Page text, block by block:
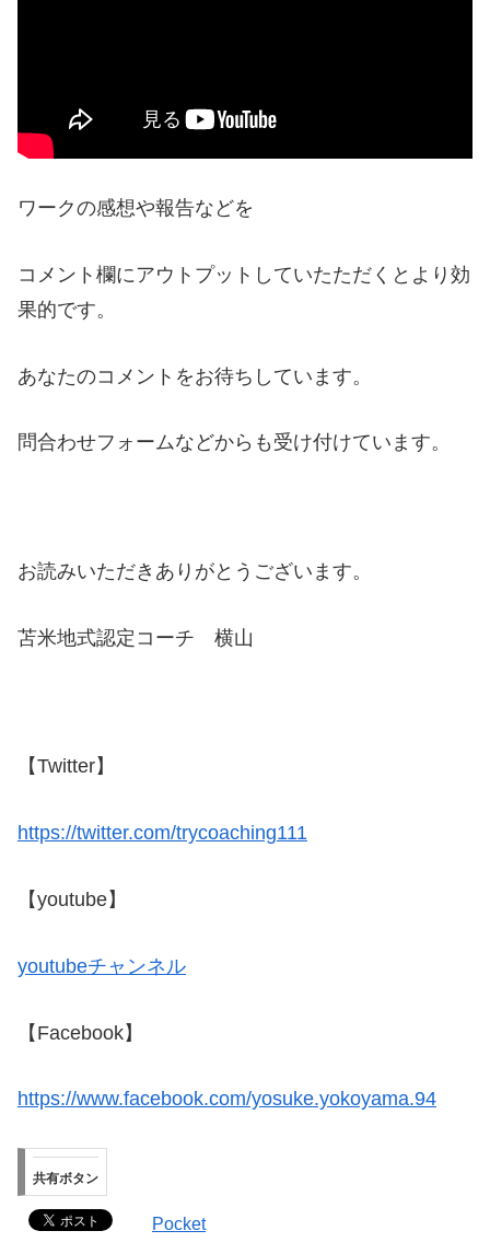
ワークの感想や報告などを
コメント欄にアウトプットしていたただくとより効
果的です。
あなたのコメントをお待ちしています。
問合わせフォームなどからも受け付けています。
お読みいただきありがとうございます。
苫米地式認定コーチ 横山
【Twitter】
https://twitter.com/trycoaching111
【youtube】
youtubeチャンネル
【Facebook】
https://www.facebook.com/yosuke.yokoyama.94
共有ボタン
Pocket